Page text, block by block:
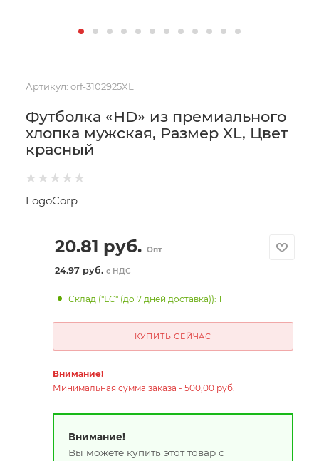
Артикул: orf-3102925XL
Футболка «HD» из премиального
хлопка мужская, Размер XL, Цвет
красный
LogoCorp
20.81 руб. Опт
24.97 руб. с НДС
Склад ("LC" (до 7 дней доставка)): 1
КУПИТЬ СЕЙЧАС
Внимание!
Минимальная сумма заказа - 500,00 руб.
Внимание!
Вы можете купить этот товар с